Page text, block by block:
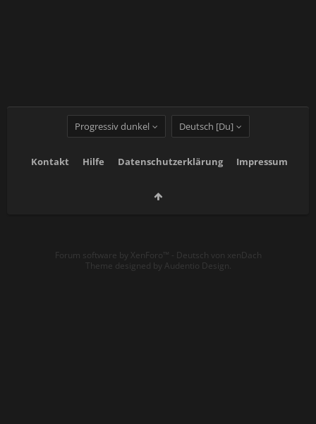
Progressiv dunkel Deutsch [Du]
Kontakt Hilfe Datenschutzerklärung Impressum
Forum software by XenForo™ - Deutsch von xenDach
Theme designed by Audentio Design.